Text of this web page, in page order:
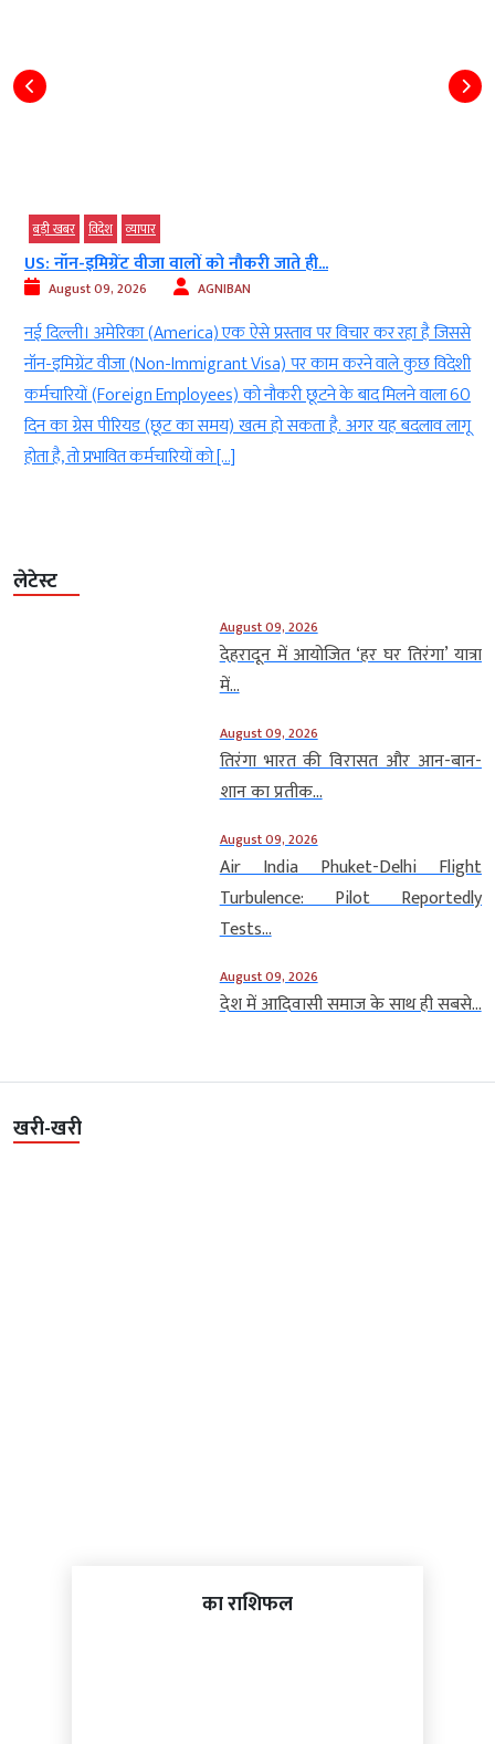
विदेश
ब्रिटिश कोलंबिया में जंगल में लगी भीषण आग,...
August 09, 2026 Digvijay
ओटावा। कनाडा के पश्चिमी प्रांत ब्रिटिश कोलंबिया में तेजी से फैल रही जंगल की
आग के कारण पूरे राज्य में आपातकाल घोषित कर दिया गया है। तेज हवाओं के
कारण आग रिहायशी इलाकों की ओर बढ़ रही है और कई समुदायों पर खतरा
मंडरा रहा है। वैंकूवर में प्रेस कॉन्फ्रेंस में राज्य के प्रीमियर डेविड […]
लेटेस्ट
August 09, 2026
देहरादून में आयोजित ‘हर घर तिरंगा’ यात्रा
में...
August 09, 2026
तिरंगा भारत की विरासत और आन-बान-
शान का प्रतीक...
August 09, 2026
Air India Phuket-Delhi Flight
Turbulence: Pilot Reportedly
Tests...
August 09, 2026
देश में आदिवासी समाज के साथ ही सबसे...
खरी-खरी
का राशिफल